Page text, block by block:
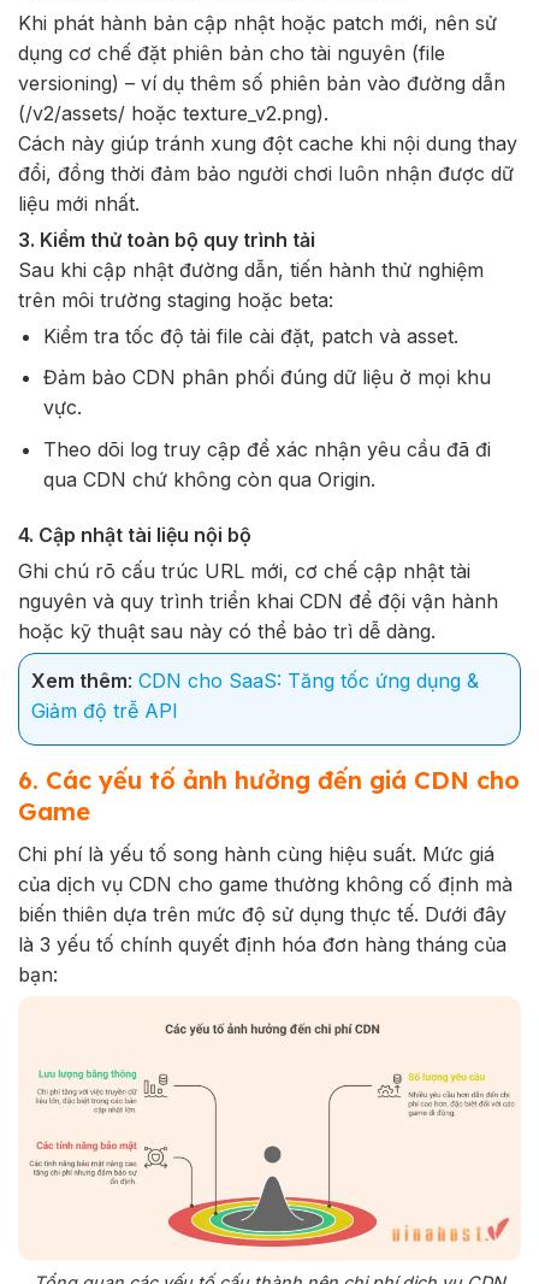
Khi phát hành bản cập nhật hoặc patch mới, nên sử
dụng cơ chế đặt phiên bản cho tài nguyên (file
versioning) – ví dụ thêm số phiên bản vào đường dẫn
(/v2/assets/ hoặc texture_v2.png).
Cách này giúp tránh xung đột cache khi nội dung thay
đổi, đồng thời đảm bảo người chơi luôn nhận được dữ
liệu mới nhất.
3. Kiểm thử toàn bộ quy trình tải
Sau khi cập nhật đường dẫn, tiến hành thử nghiệm
trên môi trường staging hoặc beta:
Kiểm tra tốc độ tải file cài đặt, patch và asset.
Đảm bảo CDN phân phối đúng dữ liệu ở mọi khu
vực.
Theo dõi log truy cập để xác nhận yêu cầu đã đi
qua CDN chứ không còn qua Origin.
4. Cập nhật tài liệu nội bộ
Ghi chú rõ cấu trúc URL mới, cơ chế cập nhật tài
nguyên và quy trình triển khai CDN để đội vận hành
hoặc kỹ thuật sau này có thể bảo trì dễ dàng.
Xem thêm: CDN cho SaaS: Tăng tốc ứng dụng &
Giảm độ trễ API
6. Các yếu tố ảnh hưởng đến giá CDN cho
Game
Chi phí là yếu tố song hành cùng hiệu suất. Mức giá
của dịch vụ CDN cho game thường không cố định mà
biến thiên dựa trên mức độ sử dụng thực tế. Dưới đây
là 3 yếu tố chính quyết định hóa đơn hàng tháng của
bạn: